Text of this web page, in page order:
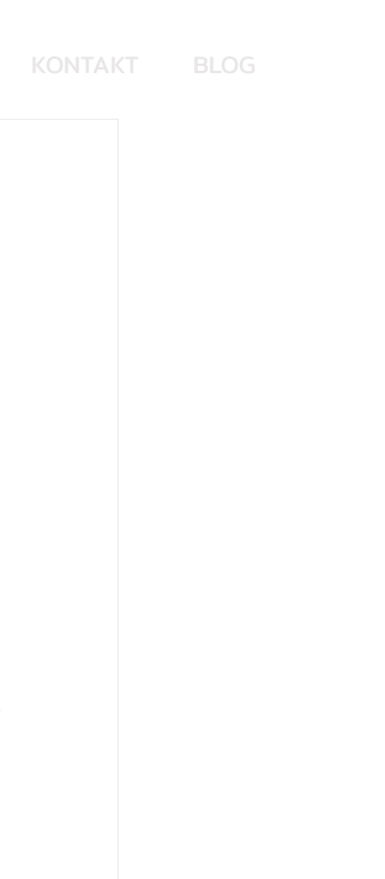
KONTAKT BLOG